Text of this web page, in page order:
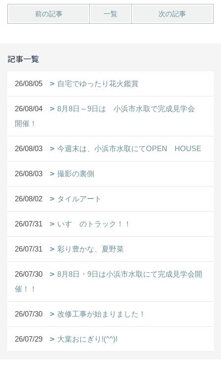
前の記事 一覧 次の記事
記事一覧
26/08/05 自宅でゆったり花火鑑賞
26/08/04
8月8日～9日は 小浜市水取で完成見学会
開催！
26/08/03 今週末は、小浜市水取にてOPEN HOUSE
26/08/03 撮影の裏側
26/08/02 タイルアート
26/07/31 いすゞのトラック！！
26/07/31 彩り豊かな、夏野菜
26/07/30
8月8日・9日は小浜市水取にて完成見学会開
催！！
26/07/30 改修工事が始まりました！
26/07/29 大葉おにぎり!(^^)!